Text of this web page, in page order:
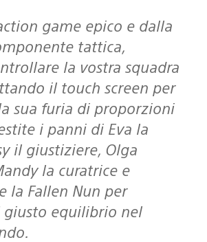
tattica,
la vostra squadra
il touch screen per
sua furia di proporzioni
i panni di Eva la
il giustiziere, Olga
la curatrice e
la Fallen Nun per
equilibrio nel